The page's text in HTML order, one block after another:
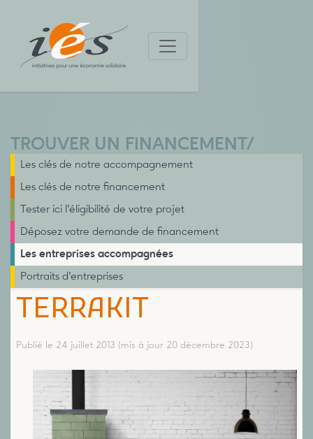
TERRAKIT
Publié le 24 juillet 2013 (mis à jour 20 décembre 2023)
TROUVER UN FINANCEMENT/
Les clés de notre accompagnement
Les clés de notre financement
Tester ici l’éligibilité de votre projet
Déposez votre demande de financement
Les entreprises accompagnées
Portraits d’entreprises